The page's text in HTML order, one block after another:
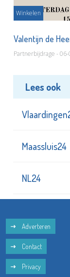
Winkelen
Valentijn de
Partnerbijdrage -
Lees ook
Maassluis24
NL24
Adverteren
Contact
Privacy